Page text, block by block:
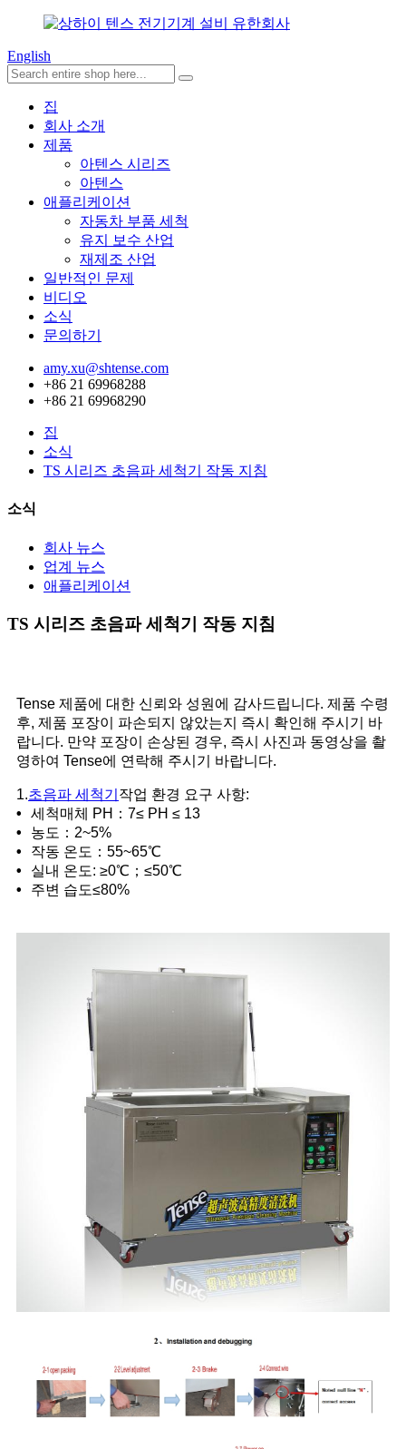
English
집
회사 소개
제품
아텐스 시리즈
아텐스
애플리케이션
자동차 부품 세척
유지 보수 산업
재제조 산업
일반적인 문제
비디오
소식
문의하기
amy.xu@shtense.com
+86 21 69968288
+86 21 69968290
집
소식
TS 시리즈 초음파 세척기 작동 지침
소식
회사 뉴스
업계 뉴스
애플리케이션
TS 시리즈 초음파 세척기 작동 지침
Tense 제품에 대한 신뢰와 성원에 감사드립니다. 제품 수령
후, 제품 포장이 파손되지 않았는지 즉시 확인해 주시기 바
랍니다. 만약 포장이 손상된 경우, 즉시 사진과 동영상을 촬
영하여 Tense에 연락해 주시기 바랍니다.
1.초음파 세척기 작업 환경 요구 사항:
•
세척매체 PH：7≤ PH ≤ 13
•
농도：2~5%
•
작동 온도：55~65℃
•
실내 온도: ≥0℃；≤50℃
•
주변 습도≤80%